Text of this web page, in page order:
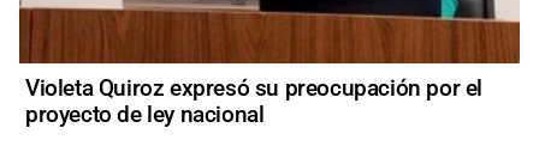
Violeta Quiroz expresó su preocupación por el
proyecto de ley nacional